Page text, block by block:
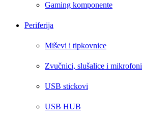
Gaming komponente
Periferija
Miševi i tipkovnice
Zvučnici, slušalice i mikrofoni
USB stickovi
USB HUB